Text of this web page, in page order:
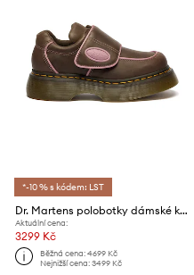
*-10 % s kódem: LST
Dr. Martens polobotky dámské kožené Buzz Strap
Aktuální cena:
3299 Kč
Běžná cena:4699 Kč
Nejnižší cena:3499 Kč